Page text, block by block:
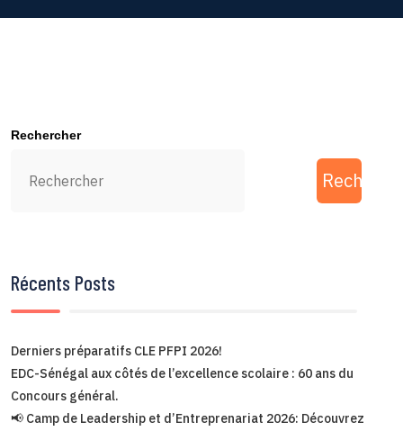
Rechercher
Récents Posts
Derniers préparatifs CLE PFPI 2026!
EDC-Sénégal aux côtés de l’excellence scolaire : 60 ans du
Concours général.
📢 Camp de Leadership et d’Entreprenariat 2026: Découvrez